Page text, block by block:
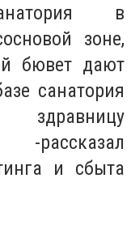
в
зоне,
бювет дают
санатория
-рассказал
и сбыта